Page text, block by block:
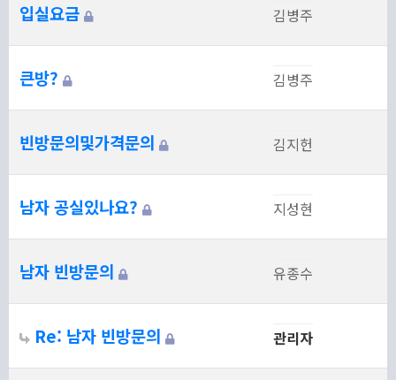
입실요금 김병주
큰방? 김병주
빈방문의및가격문의 김지헌
남자 공실있나요? 지성현
남자 빈방문의 유종수
Re: 남자 빈방문의 관리자